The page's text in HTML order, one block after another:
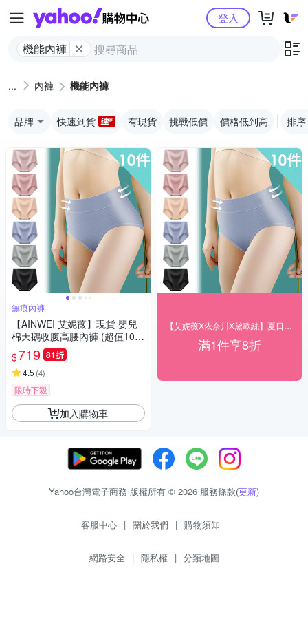
Yahoo購物中心
機能內褲
登入
內褲 機能內褲
品牌 快速到貨 有現貨 挑戰低價 價格低到高 排序
無痕內褲
【AINWEI 艾妮薇】現貨 嬰兒
棉天鵝收腹高腰內褲 (超值10件
組-顏色隨機)
$719 81折
4.5 (4)
限時下殺
加入購物車
滿1件享8折
Yahoo台灣電子商務 版權所有 © 2026 服務條款(更新)
客服中心 | 關於我們 | 購物須知
網路安全 | 隱私權 | 分類地圖